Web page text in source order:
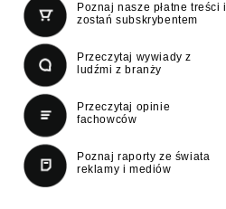
Poznaj nasze płatne treści i
zostań subskrybentem
Przeczytaj wywiady z
ludźmi z branży
Przeczytaj opinie
fachowców
Poznaj raporty ze świata
reklamy i mediów